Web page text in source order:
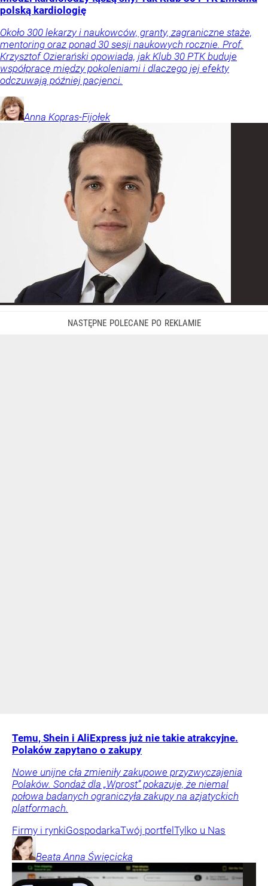
polską kardiologię
Około 300 lekarzy i naukowców, granty, zagraniczne staże,
mentoring oraz ponad 30 sesji naukowych rocznie. Prof.
Krzysztof Ozierański opowiada, jak Klub 30 PTK buduje
współpracę między pokoleniami i dlaczego jej efekty
odczuwają później pacjenci.
Anna Kopras-Fijołek
Temu, Shein i AliExpress już nie takie atrakcyjne.
Polaków zapytano o zakupy
Nowe unijne cła zmieniły zakupowe przyzwyczajenia
Polaków. Sondaż dla „Wprost” pokazuje, że niemal
połowa badanych ograniczyła zakupy na azjatyckich
platformach.
Firmy i rynkiGospodarkaTwój portfel Tylko u Nas
Beata Anna Święcicka